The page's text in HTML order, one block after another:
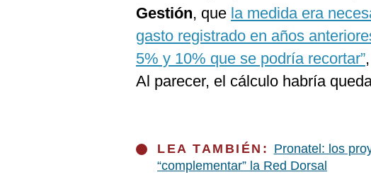
Gestión, que la medida era
gasto registrado en años
5% y 10% que se podría recortar”
Al parecer, el cálculo habría
LEA TAMBIÉN: Pronatel: los
“complementar” la Red Dorsal